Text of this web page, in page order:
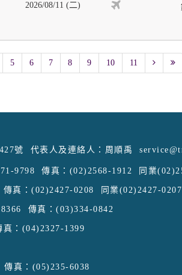
2026/08/11 (二)
5 6 7 8 9 10 11
號 代表人及連絡人：周順禹
9798 傳真：(02)2568-1912 同業
傳真：(02)2427-0208 同業(02)2427-0207
傳真：(03)334-0842
真：(04)2327-1399
傳真：(05)235-6038